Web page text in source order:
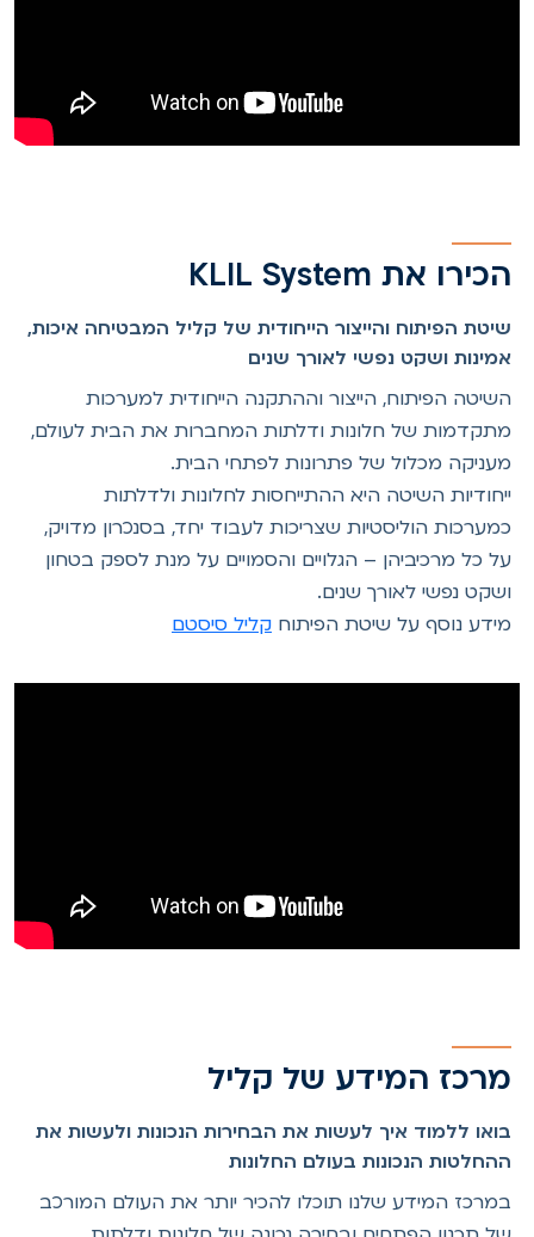
הכירו את KLIL System
שיטת הפיתוח והייצור הייחודית של קליל המבטיחה איכות,
אמינות ושקט נפשי לאורך שנים
השיטה הפיתוח, הייצור וההתקנה הייחודית למערכות
מתקדמות של חלונות ודלתות המחברות את הבית לעולם,
מעניקה מכלול של פתרונות לפתחי הבית.
ייחודיות השיטה היא ההתייחסות לחלונות ולדלתות
כמערכות הוליסטיות שצריכות לעבוד יחד, בסנכרון מדויק,
על כל מרכיביהן – הגלויים והסמויים על מנת לספק בטחון
ושקט נפשי לאורך שנים.
מידע נוסף על שיטת הפיתוחקליל סיסטם
מרכז המידע של קליל
בואו ללמוד איך לעשות את הבחירות הנכונות ולעשות את
ההחלטות הנכונות בעולם החלונות
במרכז המידע שלנו תוכלו להכיר יותר את העולם המורכב